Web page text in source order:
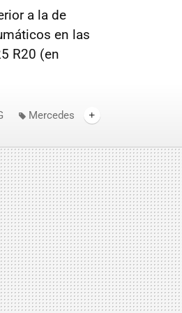
a la de
en las
R20 (en
Mercedes